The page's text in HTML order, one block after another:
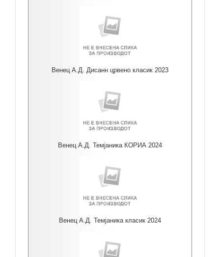
Венец А.Д. Дисанн црвено класик 2023
Венец А.Д. Темјаника КОРИА 2024
Венец А.Д. Темјаника класик 2024